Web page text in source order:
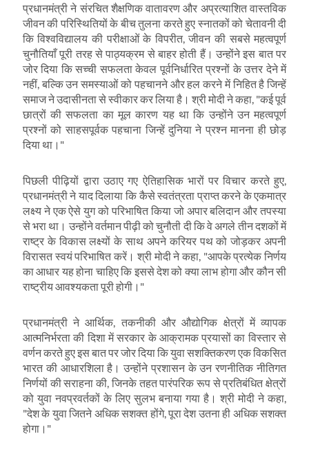
प्रधानमंत्री ने संरचित शैक्षणिक वातावरण और अप्रत्याशित वास्तविक
जीवन की परिस्थितियों के बीच तुलना करते हुए स्नातकों को चेतावनी दी
कि विश्वविद्यालय की परीक्षाओं के विपरीत,जीवन की सबसे महत्वपूर्ण
चुनौतियाँ पूरी तरह से पाठ्यक्रम से बाहर होती हैं। उन्होंने इस बात पर
जोर दिया कि सच्ची सफलता केवल पूर्वनिर्धारित प्रश्नों के उत्तर देने में
नहीं, बल्कि उन समस्याओं को पहचानने और हल करने में निहित है जिन्हें
समाज ने उदासीनता से स्वीकार कर लिया है। श्री मोदी ने कहा , "कई पूर्व
छात्रों की सफलता का मूल कारण यह था कि उन्होंने उन महत्वपूर्ण
प्रश्नों को साहसपूर्वक पहचाना जिन्हें दुनिया ने प्रश्न मानना ​​ही छोड़
दिया था।"
पिछली पीढ़ियों द्वारा उठाए गए ऐतिहासिक भारों पर विचार करते हुए
प्रधानमंत्री ने याद दिलाया कि कैसे स्वतंत्रता प्राप्त करने के एकमात्र
लक्ष्य ने एक ऐसे युग को परिभाषित किया जो अपार बलिदान और तपस्या
से भरा था। उन्होंने वर्तमान पीढ़ी को चुनौती दी कि वे अगले तीन दशकों में
राष्ट्र के विकास लक्ष्यों के साथ अपने करियर पथ को जोड़कर अपनी
विरासत स्वयं परिभाषित करें। श्री मोदी ने कहा, "आपके प्रत्येक निर्णय
का आधार यह होना चाहिए कि इससे देश को क्या लाभ होगा और कौन सी
राष्ट्रीय आवश्यकता पूरी होगी।"
प्रधानमंत्री ने आर्थिक
तकनीकी और औद्योगिक क्षेत्रों में व्यापक
आत्मनिर्भरता की दिशा में सरकार के आक्रामक प्रयासों का विस्तार से
वर्णन करते हुए इस बात पर जोर दिया कि युवा सशक्तिकरण एक विकसित
भारत की आधारशिला है। उन्होंने प्रशासन के उन रणनीतिक नीतिगत
निर्णयों की सराहना की जिनके तहत पारंपरिक रूप से प्रतिबंधित क्षेत्रों
को युवा नवप्रवर्तकों के लिए सुलभ बनाया गया है। श्री मोदी ने कहा
"देश के युवा जितने अधिक सशक्त होंगे, पूरा देश उतना ही अधिक सशक्त
होगा।"